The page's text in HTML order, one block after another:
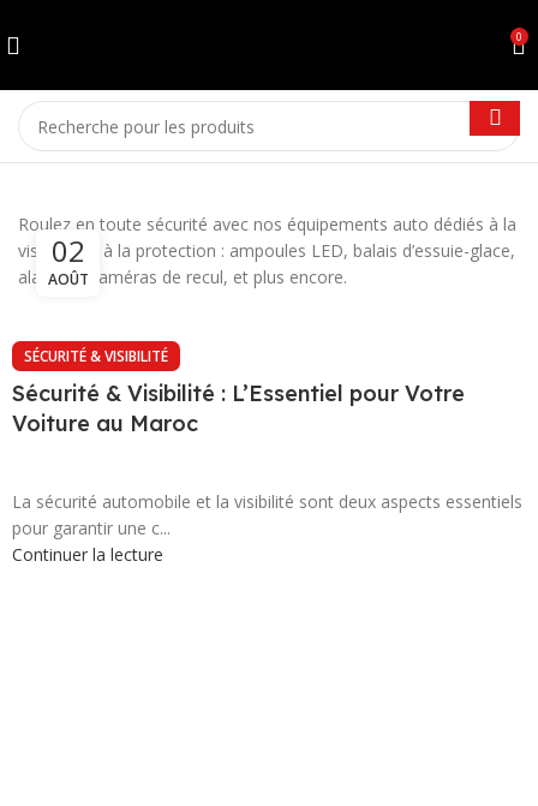
0
Roulez en toute sécurité avec nos équipements auto dédiés à la
visibilité et à la protection : ampoules LED, balais d’essuie-glace,
alarmes, caméras de recul, et plus encore.
02
AOÛT
SÉCURITÉ & VISIBILITÉ
Sécurité & Visibilité : L’Essentiel pour Votre
Voiture au Maroc
La sécurité automobile et la visibilité sont deux aspects essentiels
pour garantir une c...
Continuer la lecture